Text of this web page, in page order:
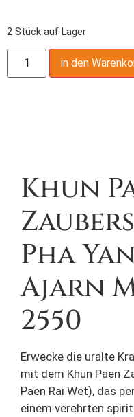
2 Stück auf Lager
in den
Khun
Pha
Ajarn
2550
Erwecke die uralte
mit dem Khun Paen
Paen Rai Wet), das
einem verehrten